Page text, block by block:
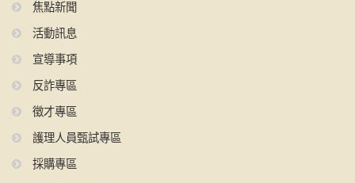
焦點新聞
活動訊息
宣導事項
反詐專區
徵才專區
護理人員甄試專區
採購專區